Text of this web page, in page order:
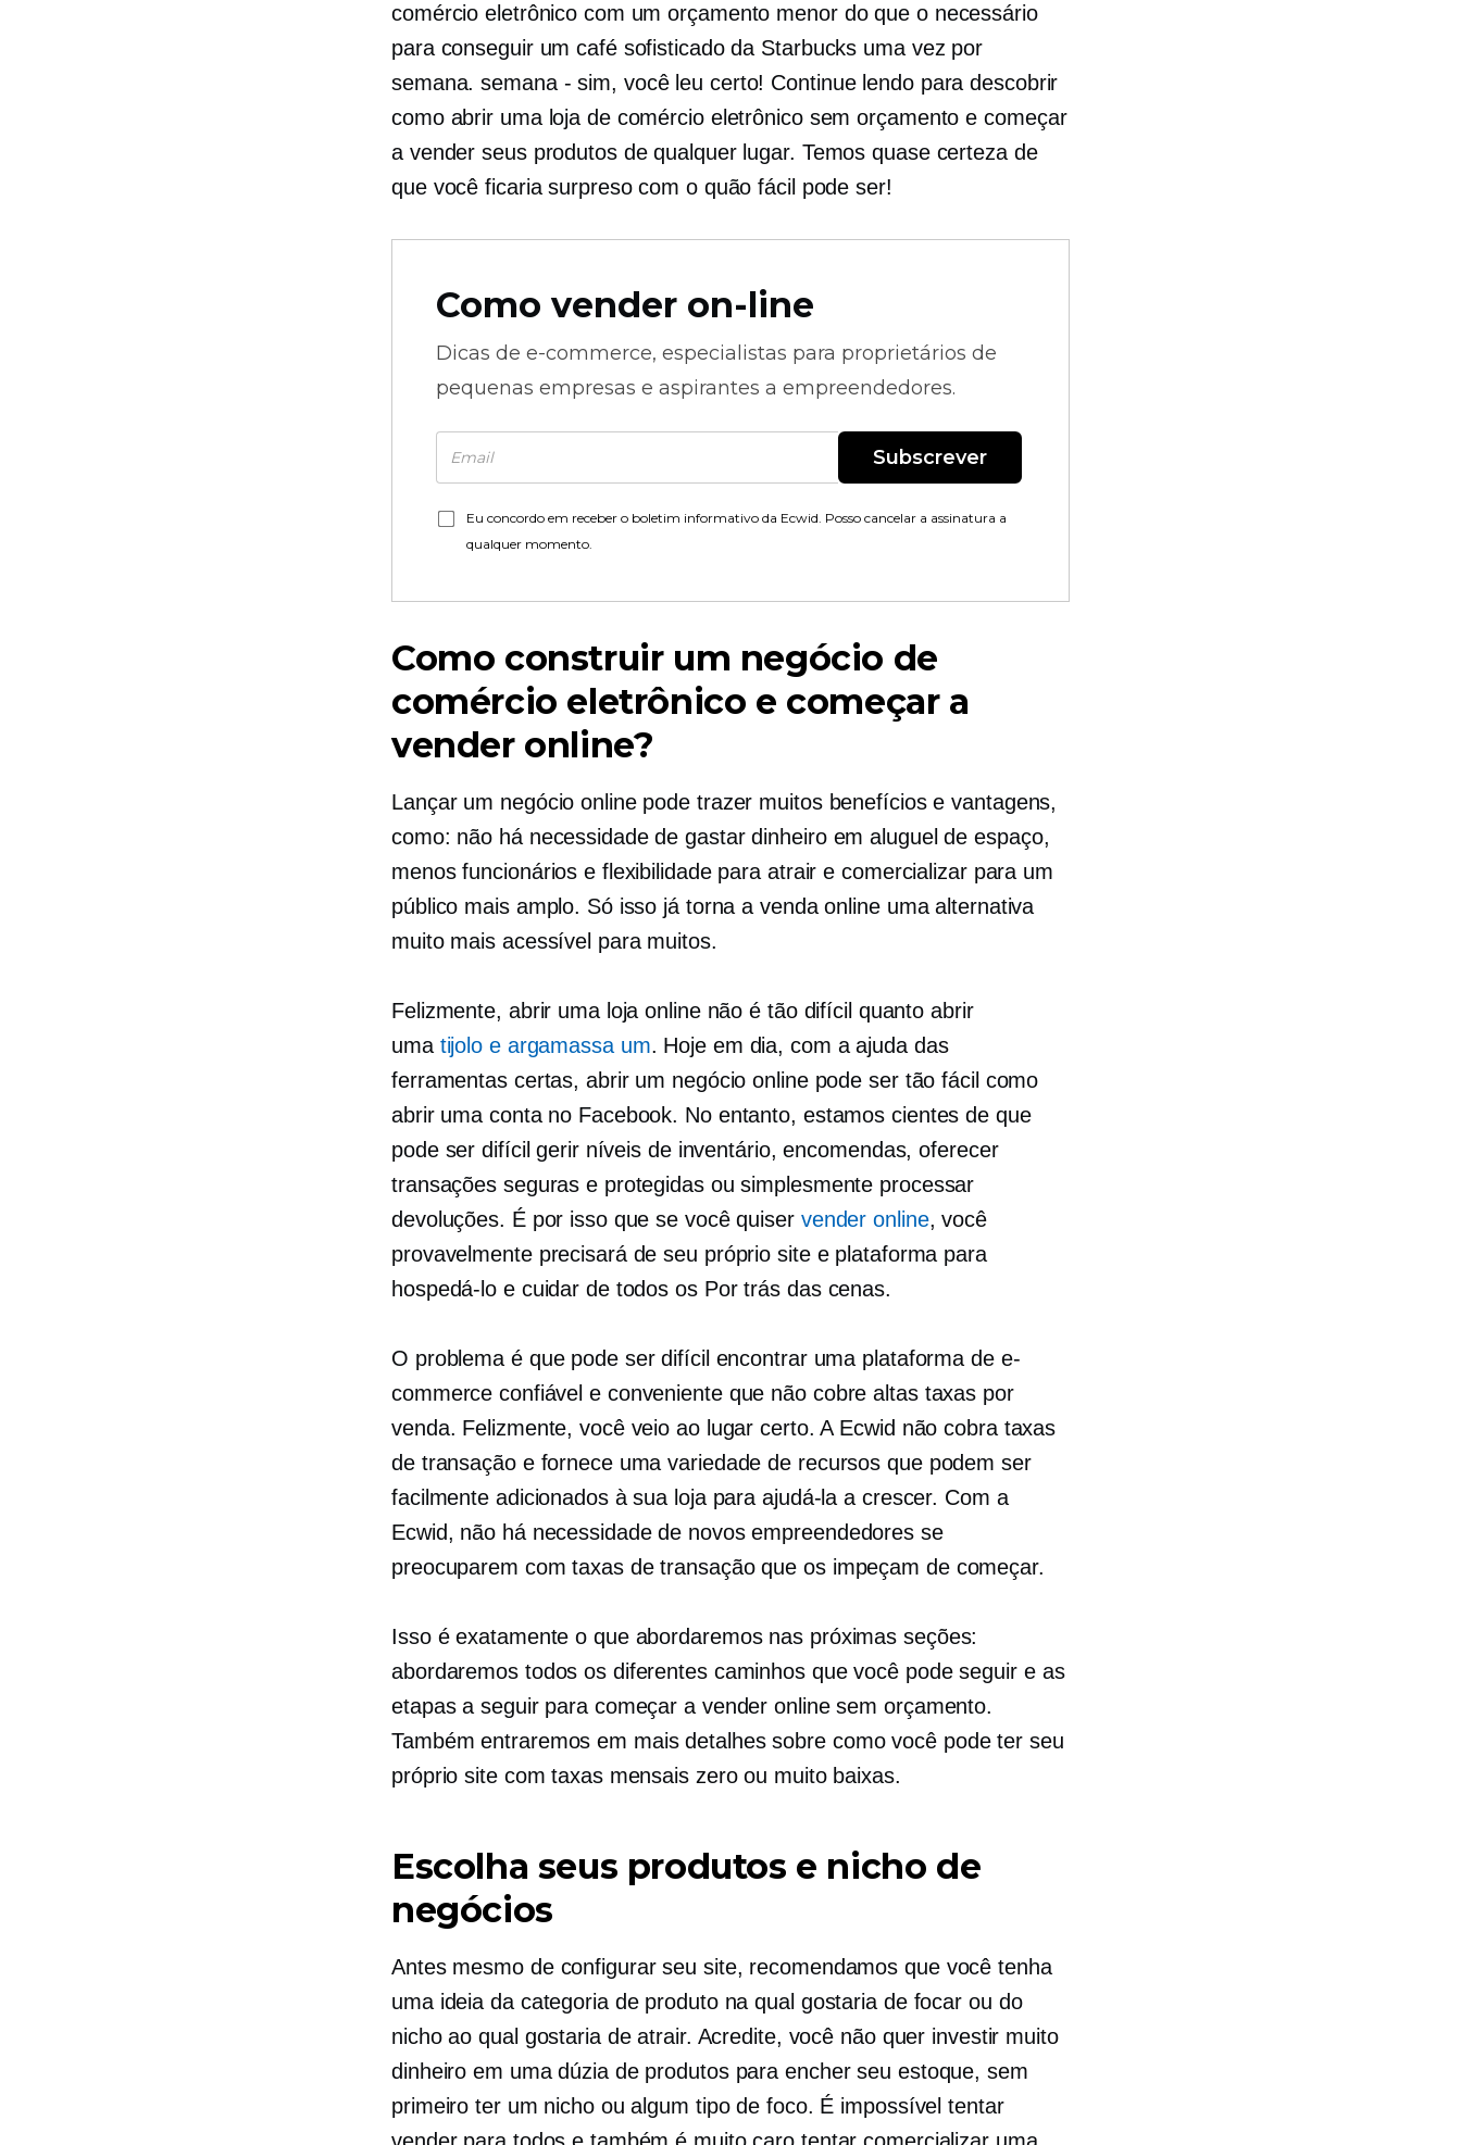
comércio eletrônico com um orçamento menor do que o necessário
para conseguir um café sofisticado da Starbucks uma vez por
semana.semana - sim, você leu certo! Continue lendo para descobrir
como abrir uma loja de comércio eletrônico sem orçamento e começar
a vender seus produtos de qualquer lugar. Temos quase certeza de
que você ficaria surpreso com o quão fácil pode ser!
Como vender on-line
Dicas de e-commerce, especialistas para proprietários de
pequenas empresas e aspirantes a empreendedores.
Subscrever
Eu concordo em receber o boletim informativo da Ecwid. Posso cancelar a assinatura a
qualquer momento.
Como construir um negócio de
comércio eletrônico e começar a
vender online?
Lançar um negócio online pode trazer muitos benefícios e vantagens,
como: não há necessidade de gastar dinheiro em aluguel de espaço,
menos funcionários e flexibilidade para atrair e comercializar para um
público mais amplo. Só isso já torna a venda online uma alternativa
muito mais acessível para muitos.
Felizmente, abrir uma loja online não é tão difícil quanto abrir
uma tijolo e argamassaum. Hoje em dia, com a ajuda das
ferramentas certas, abrir um negócio online pode ser tão fácil como
abrir uma conta no Facebook. No entanto, estamos cientes de que
pode ser difícil gerir níveis de inventário, encomendas, oferecer
transações seguras e protegidas ou simplesmente processar
devoluções. É por isso que se você quiser vender online, você
provavelmente precisará de seu próprio site e plataforma para
hospedá-lo e cuidar de todos os Por trás das cenas.
O problema é que pode ser difícil encontrar uma plataforma de e-
commerce confiável e conveniente que não cobre altas taxas por
venda. Felizmente, você veio ao lugar certo. A Ecwid não cobra taxas
de transação e fornece uma variedade de recursos que podem ser
facilmente adicionados à sua loja para ajudá-la a crescer. Com a
Ecwid, não há necessidade de novos empreendedores se
preocuparem com taxas de transação que os impeçam de começar.
Isso é exatamente o que abordaremos nas próximas seções:
abordaremos todos os diferentes caminhos que você pode seguir e as
etapas a seguir para começar a vender online sem orçamento.
Também entraremos em mais detalhes sobre como você pode ter seu
próprio site com taxas mensais zero ou muito baixas.
Escolha seus produtos e nicho de
negócios
Antes mesmo de configurar seu site, recomendamos que você tenha
uma ideia da categoria de produto na qual gostaria de focar ou do
nicho ao qual gostaria de atrair. Acredite, você não quer investir muito
dinheiro em uma dúzia de produtos para encher seu estoque, sem
primeiro ter um nicho ou algum tipo de foco. É impossível tentar